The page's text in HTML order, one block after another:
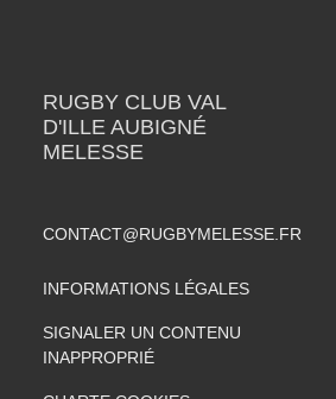
RUGBY CLUB VAL
D'ILLE AUBIGNÉ
MELESSE
CONTACT@RUGBYMELESSE.FR
INFORMATIONS LÉGALES
SIGNALER UN CONTENU
INAPPROPRIÉ